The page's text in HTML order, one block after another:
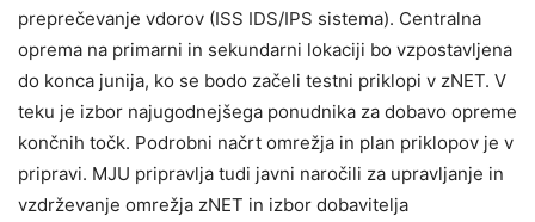
preprečevanje vdorov (ISS IDS/IPS sistema). Centralna
oprema na primarni in sekundarni lokaciji bo vzpostavljena
do konca junija, ko se bodo začeli testni priklopi v zNET. V
teku je izbor najugodnejšega ponudnika za dobavo opreme
končnih točk. Podrobni načrt omrežja in plan priklopov je v
pripravi. MJU pripravlja tudi javni naročili za upravljanje in
vzdrževanje omrežja zNET in izbor dobavitelja